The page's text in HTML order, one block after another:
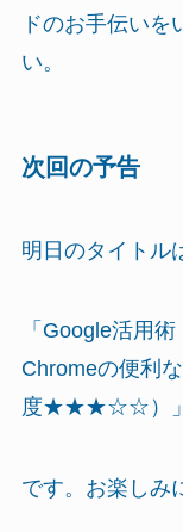
ドのお手伝いを
い。
次回の予告
明日のタイトル
「Google活用
Chromeの便利
度★★★☆☆）」
です。お楽しみ